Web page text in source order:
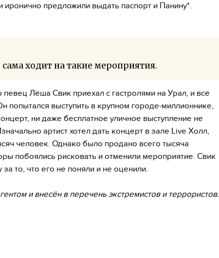
иронично предложили выдать паспорт и Панину*.
сама ходит на такие мероприятия.
певец Лёша Свик приехал с гастролями на Урал, и всё
попытался выступить в крупном городе-миллионнике,
ни даже бесплатное уличное выступление не
артист хотел дать концерт в зале Live Холл,
человек. Однако было продано всего тысяча
побоялись рисковать и отменили мероприятие. Свик
то, что его не поняли и не оценили.
и внесён в перечень экстремистов и террористов.